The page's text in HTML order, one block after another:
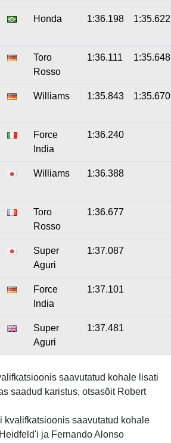
Honda 1:36.198 1:35.622
Toro
Rosso
1:36.111 1:35.648
Williams 1:35.843 1:35.670
Force
India
1:36.240
Williams 1:36.388
Toro
Rosso
1:36.677
Super
Aguri
1:37.087
Force
India
1:37.101
Super
Aguri
1:37.481
saavutatud kohale lisati
saadud karistus, otsasõit Robert
kvalifkatsioonis saavutatud kohale
ja Fernando Alonso